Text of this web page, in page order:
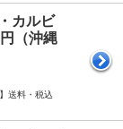
カルビ
（沖縄
送料・税込